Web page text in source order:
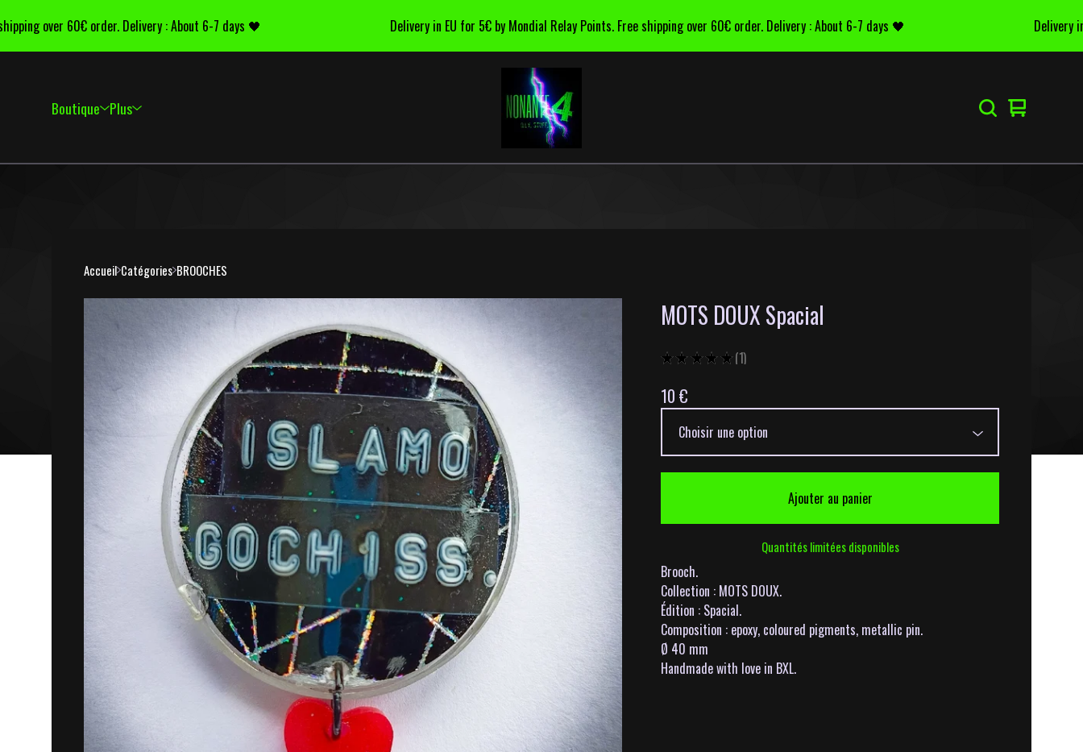
over 60€ order. Delivery : About 6-7 days 🖤 Delivery in EU for 5€ by Mondial Relay Points. Free shipping over 60€ order. Delivery : About 6-7 days 🖤 Delivery in
Boutique Plus Voir
0
Accueil Catégories BROOCHES
MOTS DOUX Spacial
★★★★ ★ 1
1
10 €
Ajouter au panier
Quantités limitées disponibles
Brooch.
Collection : MOTS DOUX.
Édition : Spacial.
Composition : epoxy, coloured pigments, metallic pin.
Ø 40 mm
Handmade with love in BXL.